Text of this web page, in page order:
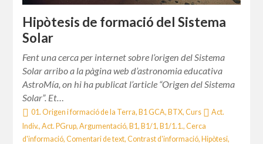
Hipòtesis de formació del Sistema
Solar
Fent una cerca per internet sobre l’origen del Sistema
Solar arribo a la pàgina web d’astronomia educativa
AstroMía, on hi ha publicat l’article “Origen del Sistema
Solar”. Et…
01. Origen i formació de la Terra, B1 GCA, BTX, Curs
Act.
Indiv.,Act. PGrup,Argumentació, B1, B1/1, B1/1.1.,Cerca
d'informació,Comentari de text,Contrast d'informació, Hipòtesi,